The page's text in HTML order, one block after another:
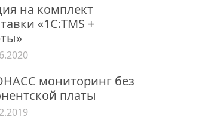
на комплект
«1С:TMS +
мониторинг без
платы